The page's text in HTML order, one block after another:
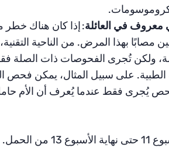
في العائلة:إذا كان هناك خطر
مصابًا بهذا المرض. من الناحية
ولكن تُجرى الفحوصات ذات الصلة
يُجرى فقط عندما يُعرف أن الأم
الحمل.